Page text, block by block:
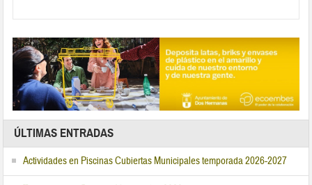
ÚLTIMAS ENTRADAS
Actividades en Piscinas Cubiertas Municipales temporada 2026-2027